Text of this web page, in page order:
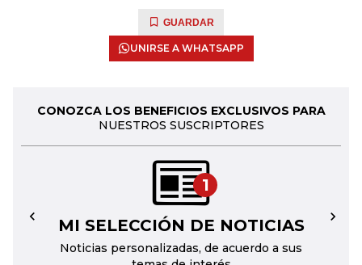
GUARDAR
UNIRSE A WHATSAPP
CONOZCA LOS BENEFICIOS EXCLUSIVOS PARA
NUESTROS SUSCRIPTORES
1
MI SELECCIÓN DE NOTICIAS
Noticias personalizadas, de acuerdo a sus
← →